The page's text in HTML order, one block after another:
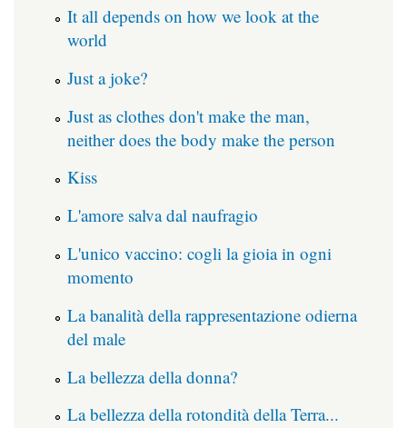
It all depends on how we look at the
world
Just a joke?
Just as clothes don't make the man,
neither does the body make the person
Kiss
L'amore salva dal naufragio
L'unico vaccino: cogli la gioia in ogni
momento
La banalità della rappresentazione odierna
del male
La bellezza della donna?
La bellezza della rotondità della Terra...